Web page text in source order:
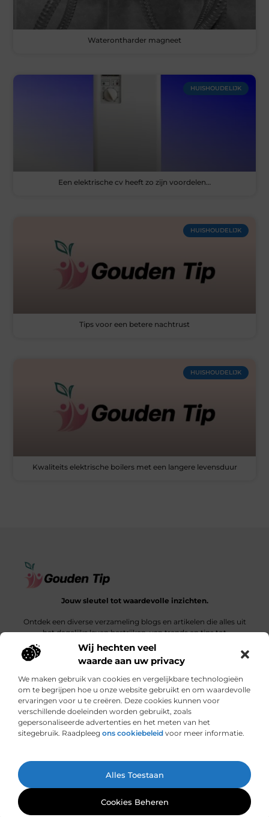
Wij hechten veel
waarde aan uw privacy
We maken gebruik van cookies en vergelijkbare technologieën
om te begrijpen hoe u onze website gebruikt en om waardevolle
ervaringen voor u te creëren. Deze cookies kunnen voor
verschillende doeleinden worden gebruikt, zoals
gepersonaliseerde advertenties en het meten van het
sitegebruik. Raadpleeg ons cookiebeleid voor meer informatie.
Alles Toestaan
Cookies Beheren
Ga Naar
Waterontharder magneet
HUISHOUDELIJK
Een elektrische cv heeft zo zijn voordelen…
HUISHOUDELIJK
Tips voor een betere nachtrust
HUISHOUDELIJK
Kwaliteits elektrische boilers met een langere levensduur
Jouw sleutel tot waardevolle inzichten.
Ontdek een diverse verzameling blogs en artikelen die alles uit
het dagelijks leven bestrijken, van trends en tips tot
diepgaande verhalen.
Bericht categorie
Onze informatie
Cookiebeleid (EU)
@2025 www.gouden-tip.nl. All Right Reserved.